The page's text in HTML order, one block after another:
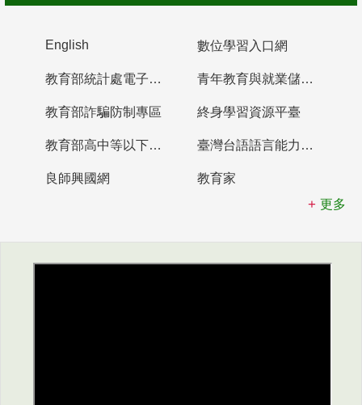
English 數位學習入口網
教育部統計處電子書櫃 青年教育與就業儲蓄帳戶
教育部詐騙防制專區 終身學習資源平臺
教育部高中等以下學校及幼兒園教師資格檢定考試 臺灣台語語言能力認證網站
良師興國網
教育家
更多